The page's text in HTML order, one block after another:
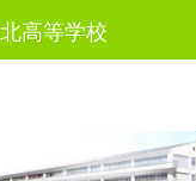
高等学校